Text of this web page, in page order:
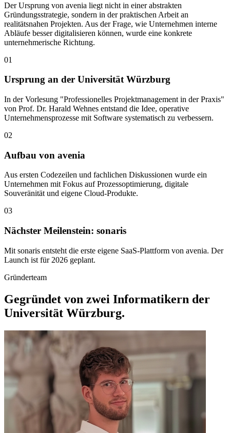
Der Ursprung von avenia liegt nicht in einer abstrakten
Gründungsstrategie, sondern in der praktischen Arbeit an
realitätsnahen Projekten. Aus der Frage, wie Unternehmen interne
Abläufe besser digitalisieren können, wurde eine konkrete
unternehmerische Richtung.
01
Ursprung an der Universität Würzburg
In der Vorlesung "Professionelles Projektmanagement in der Praxis"
von Prof. Dr. Harald Wehnes entstand die Idee, operative
Unternehmensprozesse mit Software systematisch zu verbessern.
02
Aufbau von avenia
Aus ersten Codezeilen und fachlichen Diskussionen wurde ein
Unternehmen mit Fokus auf Prozessoptimierung, digitale
Souveränität und eigene Cloud-Produkte.
03
Nächster Meilenstein: sonaris
Mit sonaris entsteht die erste eigene SaaS-Plattform von avenia. Der
Launch ist für 2026 geplant.
Gründerteam
Gegründet von zwei Informatikern der
Universität Würzburg.